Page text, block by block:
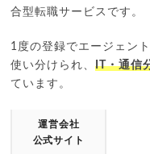
合型転職サービスです。
1度の登録でエージェン
使い分けられ、IT・通信
ています。
運営会社
公式サイト